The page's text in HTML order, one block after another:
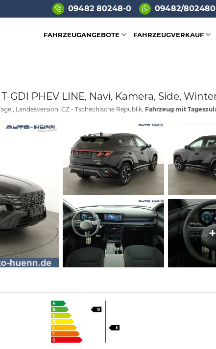
09482 80248-0 09482/802480
FAHRZEUGANGEBOTE FAHRZEUGVERKAUF
GDI PHEV LINE, Navi, Kamera, Side,
, Landesversion: CZ - Tschechische Republik, Fahrzeug mit